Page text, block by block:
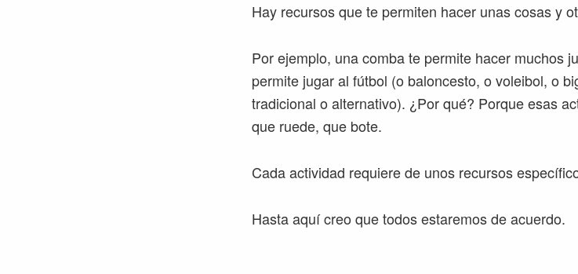
Hay recursos que te permiten hacer unas cosas y
Por ejemplo, una comba te permite hacer muchos
permite jugar al fútbol (o baloncesto, o voleibol, o
tradicional o alternativo). ¿Por qué? Porque esas
que ruede, que bote.
Cada actividad requiere de unos recursos
Hasta aquí creo que todos estaremos de acuerdo.